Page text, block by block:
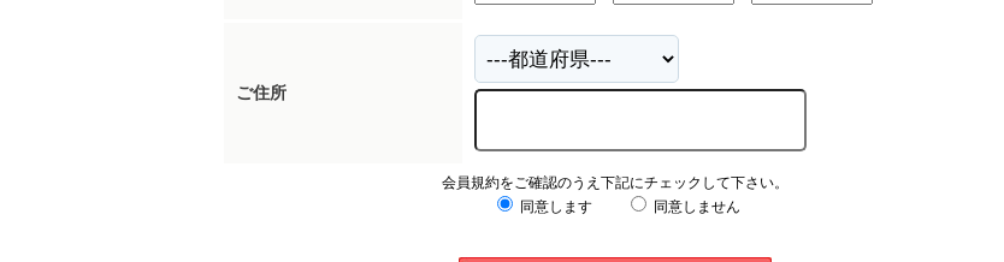
ご住所
会員規約をご確認のうえ下記にチェックして下さい。
同意します
同意しません